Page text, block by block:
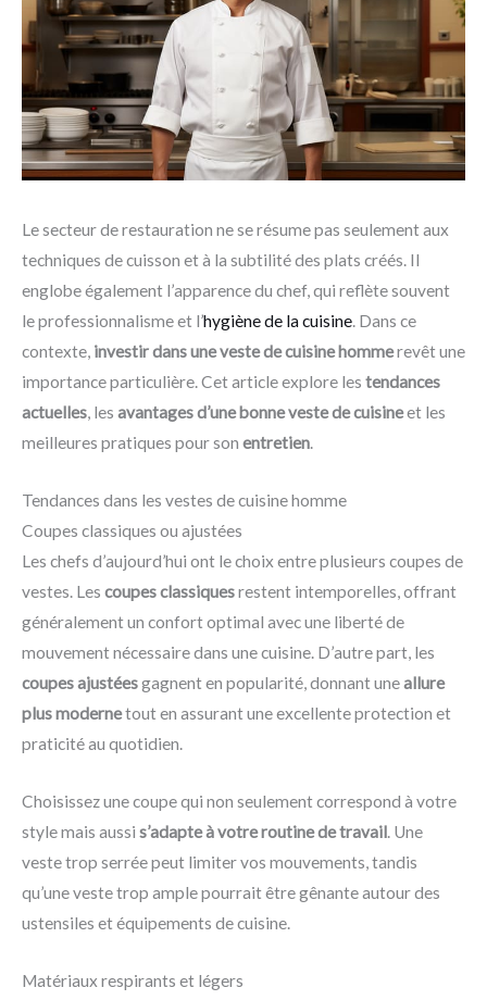
Le secteur de restauration ne se résume pas seulement aux
techniques de cuisson et à la subtilité des plats créés. Il
englobe également l’apparence du chef, qui reflète souvent
le professionnalisme et l’hygiène de la cuisine. Dans ce
contexte, investir dans une veste de cuisine hommerevêt une
importance particulière. Cet article explore les tendances
actuelles, les avantages d’une bonne veste de cuisineet les
meilleures pratiques pour son entretien.
Tendances dans les vestes de cuisine homme
Coupes classiques ou ajustées
Les chefs d’aujourd’hui ont le choix entre plusieurs coupes de
vestes. Les coupes classiquesrestent intemporelles, offrant
généralement un confort optimal avec une liberté de
mouvement nécessaire dans une cuisine. D’autre part, les
coupes ajustéesgagnent en popularité, donnant uneallure
plus modernetout en assurant une excellente protection et
praticité au quotidien.
Choisissez une coupe qui non seulement correspond à votre
style mais aussi s’adapte à votre routine de travail. Une
veste trop serrée peut limiter vos mouvements, tandis
qu’une veste trop ample pourrait être gênante autour des
ustensiles et équipements de cuisine.
Matériaux respirants et légers